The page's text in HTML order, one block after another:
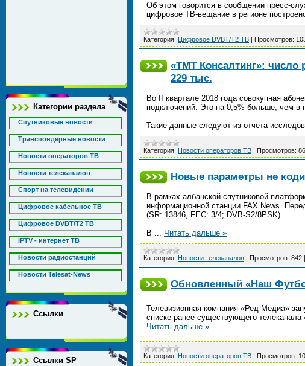
Категории раздела
Спутниковые новости
Транспондерные новости
Новости операторов ТВ
Новости телеканалов
Спорт на телевидении
Цифровое кабельное ТВ
Цифровое DVBT/T2 ТВ
IPTV - интернет ТВ
Новости радиостанций
Новости Telesat-News
Ссылки
Ссылки SP
Об этом говорится в сообщении пресс-
цифровое ТВ-вещание в регионе
Категория: Цифровое DVBT/T2 ТВ | Просмотров:
«ТМТ Консалтинг»: число
229 тыс.
Во II квартале 2018 года совокупная
подключений. Это на 0,5% больше, чем в
Такие данные следуют из отчета
Категория: Новости операторов ТВ | Просмотров:
Новые параметры не
В рамках албанской спутниковой
информационной станции FAX News.
(SR: 13846, FEC: 3/4; DVB-S2/8PSK).
В ... Читать дальше »
Категория: Новости телеканалов | Просмотров: 842 |
Обновленный «Наш
Телевизионная компания «Ред Медиа»
списке ранее существующего
Читать дальше »
Категория: Новости операторов ТВ | Просмотров: